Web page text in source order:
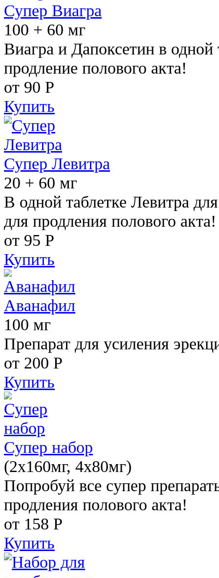
Супер Виагра
100 + 60 мг
Виагра и Дапоксетин в одной
продление полового акта!
от 90 Р
Купить
Супер Левитра
20 + 60 мг
В одной таблетке Левитра
для продления полового акта!
от 95 Р
Купить
Аванафил
100 мг
Препарат для усиления
от 200 Р
Купить
Супер набор
(2х160мг, 4х80мг)
Попробуй все супер
продления полового акта!
от 158 Р
Купить